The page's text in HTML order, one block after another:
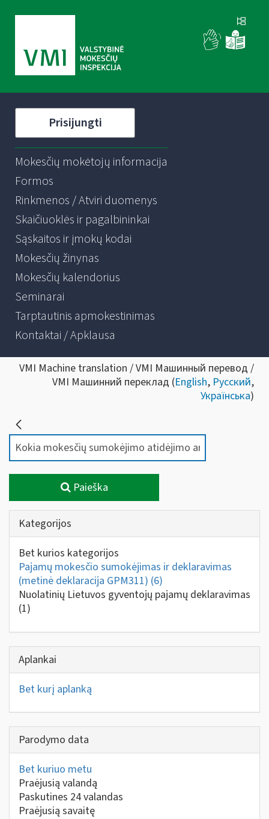
Prisijungti
Mokesčių mokėtojų informacija
Formos
Rinkmenos / Atviri duomenys
Skaičiuoklės ir pagalbininkai
Sąskaitos ir įmokų kodai
Mokesčių žinynas
Mokesčių kalendorius
Seminarai
Tarptautinis apmokestinimas
Kontaktai / Apklausa
VMI Machine translation / VMI Машинный перевод /
VMI Машинний переклад (English, Русский,
Українська)
Paieška
Kategorijos
Bet kurios kategorijos
Pajamų mokesčio sumokėjimas ir deklaravimas
(metinė deklaracija GPM311) (6)
Nuolatinių Lietuvos gyventojų pajamų deklaravimas
(1)
Aplankai
Bet kurį aplanką
Parodymo data
Bet kuriuo metu
Praėjusią valandą
Paskutines 24 valandas
Praėjusią savaitę